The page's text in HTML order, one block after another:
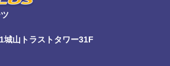
城山トラストタワー31F